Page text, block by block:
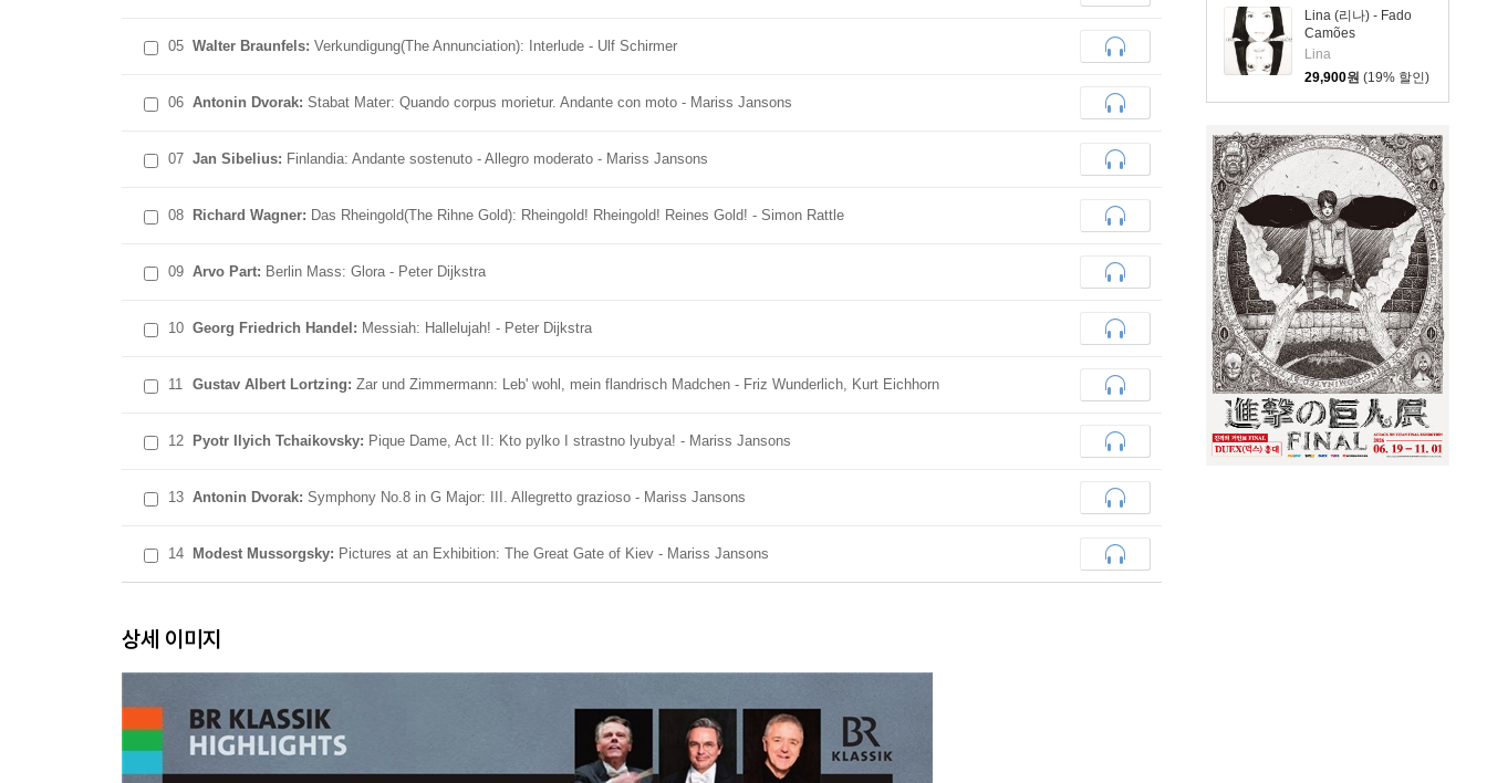
(Romantics Songs
And Canzonette)
Lina (리나) - Fado
Camões
Lina
29,900원 (19% 할인)
05 Walter Braunfels: Verkundigung(The Annunciation): Interlude - Ulf Schirmer
06 Antonin Dvorak: Stabat Mater: Quando corpus morietur. Andante con moto - Mariss Jansons
07 Jan Sibelius: Finlandia: Andante sostenuto - Allegro moderato - Mariss Jansons
08 Richard Wagner: Das Rheingold(The Rihne Gold): Rheingold! Rheingold! Reines Gold! - Simon Rattle
09 Arvo Part: Berlin Mass: Glora - Peter Dijkstra
10 Georg Friedrich Handel: Messiah: Hallelujah! - Peter Dijkstra
11 Gustav Albert Lortzing: Zar und Zimmermann: Leb' wohl, mein flandrisch Madchen - Friz Wunderlich, Kurt Eichhorn
12 Pyotr Ilyich Tchaikovsky: Pique Dame, Act II: Kto pylko I strastno lyubya! - Mariss Jansons
13 Antonin Dvorak: Symphony No.8 in G Major: III. Allegretto grazioso - Mariss Jansons
14 Modest Mussorgsky: Pictures at an Exhibition: The Great Gate of Kiev - Mariss Jansons
상세 이미지